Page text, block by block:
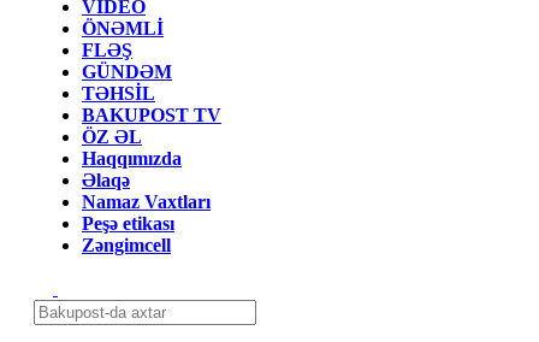
VİDEO
ÖNƏMLİ
FLƏŞ
GÜNDƏM
TƏHSİL
BAKUPOST TV
ÖZ ƏL
Haqqımızda
Əlaqə
Namaz Vaxtları
Peşə etikası
Zəngimcell